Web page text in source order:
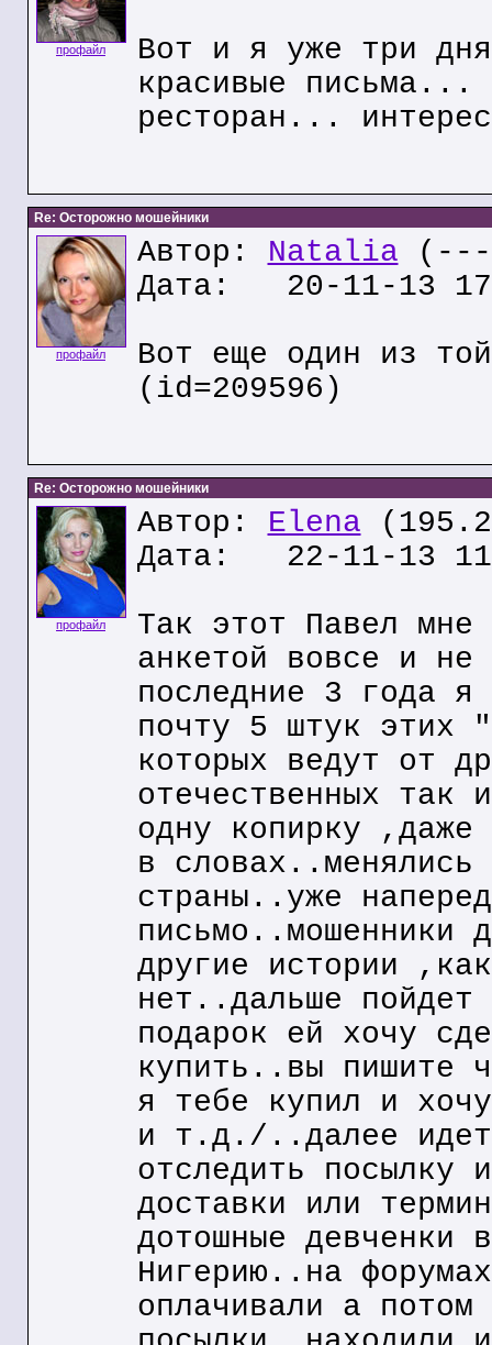
профайл
Вот и я уже три
красивые
ресторан...
Re: Осторожно мошейники
профайл
Автор: Natalia (---
Дата: 20-11-13
Вот еще один из
(id=209596)
Re: Осторожно мошейники
профайл
Автор: Elena
Дата: 22-11-13
Так этот Павел
анкетой вовсе и
последние 3 года я
почту 5 штук этих
которых ведут от
отечественных так
одну копирку ,даже
в словах..менялись
страны..уже
письмо..мошенники
другие истории
нет..дальше
подарок ей хочу
купить..вы пишите
я тебе купил и
и т.д./..далее идет
отследить посылку
доставки или
дотошные девченки
Нигерию..на
оплачивали а